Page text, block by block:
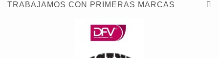
TRABAJAMOS CON PRIMERAS MARCAS